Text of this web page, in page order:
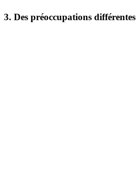
3. Des préoccupations différentes